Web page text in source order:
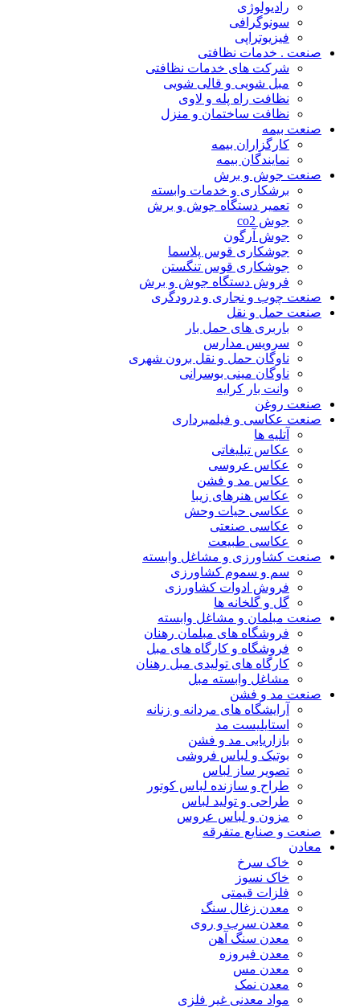
رادیولوژی
سونوگرافی
فیزیوتراپی
صنعت . خدمات نظافتی
شرکت های خدمات نظافتی
مبل شویی و قالی شویی
نظافت راه پله و لاوی
نظافت ساختمان و منزل
صنعت بیمه
کارگزاران بیمه
نمایندگان بیمه
صنعت جوش و برش
برشکاری و خدمات وابسته
تعمیر دستگاه جوش و برش
جوش co2
جوش آرگون
جوشکاری قوس پلاسما
جوشکاری قوس تنگستن
فروش دستگاه جوش و برش
صنعت چوب و نجاری و درودگری
صنعت حمل و نقل
باربری های حمل بار
سرویس مدارس
ناوگان حمل و نقل برون شهری
ناوگان مینی بوسرانی
وانت بار کرایه
صنعت روغن
صنعت عکاسی و فیلمبرداری
آتلیه ها
عکاس تبلیغاتی
عکاس عروسی
عکاس مد و فشن
عکاس هنرهای زیبا
عکاسی حیات وحش
عکاسی صنعتی
عکاسی طبیعت
صنعت کشاورزی و مشاغل وابسته
سم و سموم کشاورزی
فروش ادوات کشاورزی
گل و گلخانه ها
صنعت مبلمان و مشاغل وابسته
فروشگاه های مبلمان رهنان
فروشگاه و کارگاه های مبل
کارگاه های تولیدی مبل رهنان
مشاغل وابسته مبل
صنعت مد و فشن
آرایشگاه های مردانه و زنانه
استایلیست مد
بازاریابی مد و فشن
بوتیک و لباس فروشی
تصویر ساز لباس
طراح و سازنده لباس کوتور
طراحی و تولید لباس
مزون و لباس عروس
صنعت و صنایع متفرقه
معادن
خاک سرخ
خاک نسوز
فلزات قیمتی
معدن زغال سنگ
معدن سرب و روی
معدن سنگ آهن
معدن فیروزه
معدن مس
معدن نمک
مواد معدنی غیر فلزی